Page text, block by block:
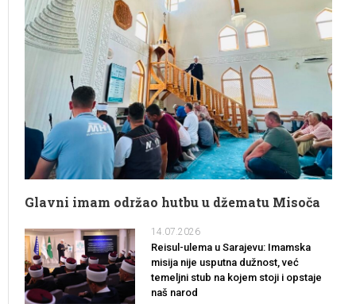
Glavni imam održao hutbu u džematu Misoča
14.07.2026
Reisul-ulema u Sarajevu: Imamska
misija nije usputna dužnost, već
temeljni stub na kojem stoji i opstaje
naš narod